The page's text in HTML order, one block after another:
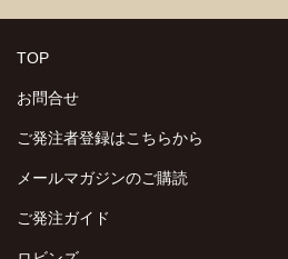
TOP
お問合せ
ご発注者登録はこちらから
メールマガジンのご購読
ご発注ガイド